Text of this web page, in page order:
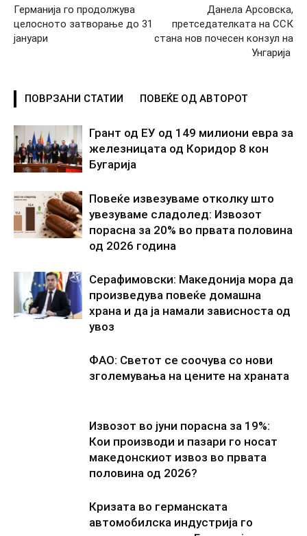
Германија го продолжува
целосното затворање до 31
јануари
Данела Арсовска,
претседателката на ССК
стана нов почесен конзул на
Унгарија
ПОВРЗАНИ СТАТИИ ПОВЕЌЕ ОД АВТОРОТ
Грант од ЕУ од 149 милиони евра за
железницата од Коридор 8 кон
Бугарија
Повеќе извезуваме отколку што
увезуваме сладолед: Извозот
порасна за 20% во првата половина
од 2026 година
Серафимовски: Македонија мора да
произведува повеќе домашна
храна и да ја намали зависноста од
увоз
ФАО: Светот се соочува со нови
зголемувања на цените на храната
Извозот во јуни порасна за 19%:
Кои производи и пазари го носат
македонскиот извоз во првата
половина од 2026?
Кризата во германската
автомобилска индустрија го